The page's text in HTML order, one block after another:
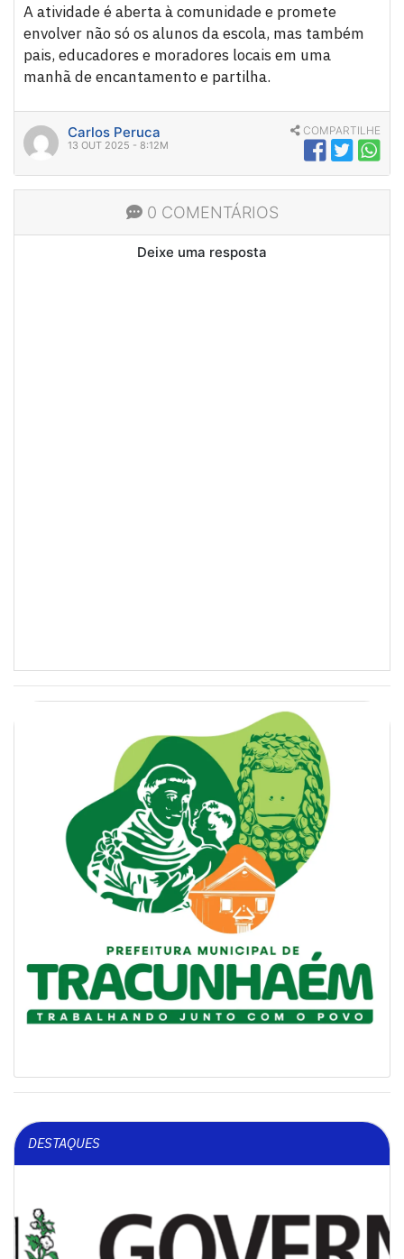
A atividade é aberta à comunidade e promete
envolver não só os alunos da escola, mas também
pais, educadores e moradores locais em uma
manhã de encantamento e partilha.
Carlos Peruca
13 OUT 2025 - 8:12M
COMPARTILHE
0 COMENTÁRIOS
Deixe uma resposta
DESTAQUES